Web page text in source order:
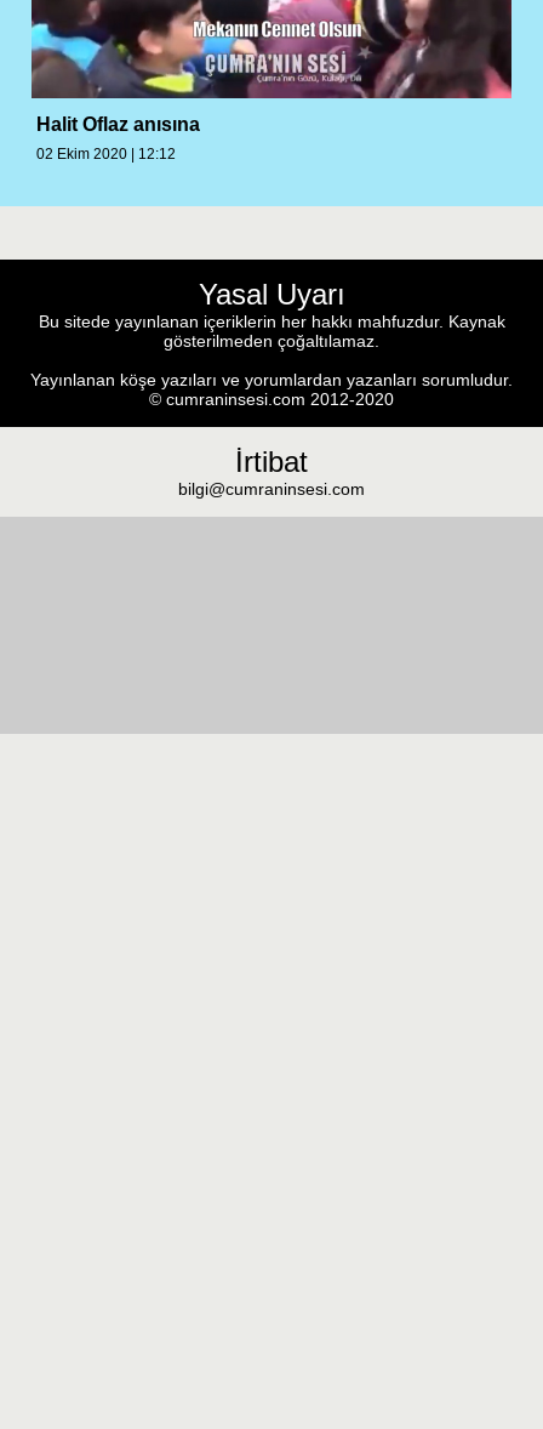
Halit Oflaz anısına
02 Ekim 2020 | 12:12
Yasal Uyarı
Bu sitede yayınlanan içeriklerin her hakkı mahfuzdur. Kaynak
gösterilmeden çoğaltılamaz.
Yayınlanan köşe yazıları ve yorumlardan yazanları sorumludur.
© cumraninsesi.com 2012-2020
İrtibat
bilgi@cumraninsesi.com